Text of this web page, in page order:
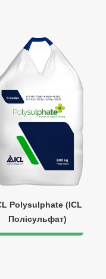
Polysulphate (ICL
Полісульфат)